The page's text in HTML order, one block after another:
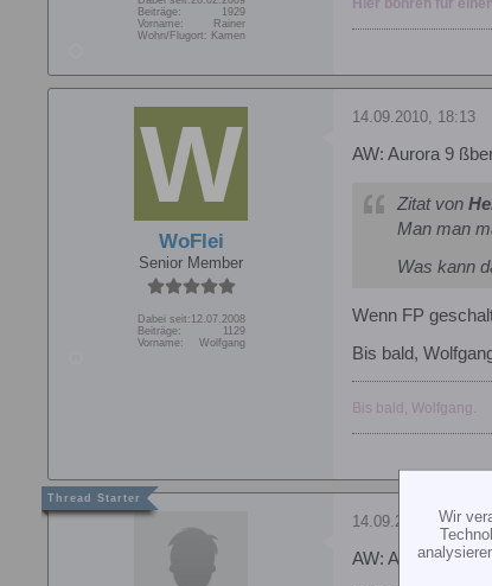
Beiträge:
1929
Vorname:
Rainer
Wohn/Flugort: Kamen
WoFlei
Senior Member
Dabei seit: 12.07.2008
Beiträge:
1129
Vorname:
Wolfgang
14.09.2010, 18:13
AW: Aurora 9
Zitat von
Man man
Was kann
Wenn FP
Bis bald,
Bis bald, Wolfgang.
14.09.2010, 18:25
AW: Aurora 9
Wir